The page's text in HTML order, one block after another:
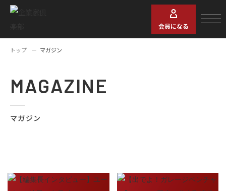
会員になる
トップ マガジン
MAGAZINE
マガジン